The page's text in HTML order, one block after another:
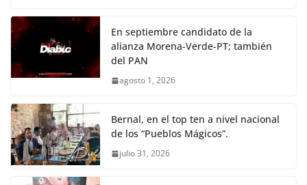
En septiembre candidato de la
alianza Morena-Verde-PT; también
del PAN
agosto 1, 2026
Bernal, en el top ten a nivel nacional
de los “Pueblos Mágicos”.
julio 31, 2026